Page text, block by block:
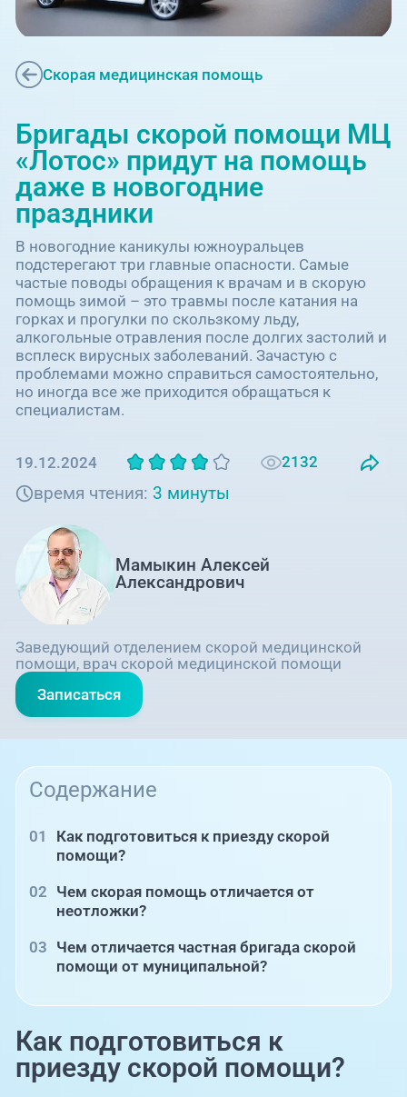
О клинике
Блог врачей
Новости
Пациентам
PreventAGE
+7 (351) 220-00-03
запись на прием
+7 (351) 220-03-03
+7 (7142) 927-003
Справочный телефон для
жителей Казахстана
Скорая медицинская помощь
Бригады скорой помощи МЦ
«Лотос» придут на помощь
даже в новогодние
праздники
В новогодние каникулы южноуральцев
подстерегают три главные опасности. Самые
частые поводы обращения к врачам и в скорую
помощь зимой – это травмы после катания на
горках и прогулки по скользкому льду,
алкогольные отравления после долгих застолий и
всплеск вирусных заболеваний. Зачастую с
проблемами можно справиться самостоятельно,
но иногда все же приходится обращаться к
специалистам.
19.12.2024 2132
время чтения: 3 минуты
Мамыкин Алексей
Александрович
Заведующий отделением скорой медицинской
помощи, врач скорой медицинской помощи
Записаться
Содержание
Как подготовиться к приезду скорой
помощи?
Чем скорая помощь отличается от
неотложки?
Чем отличается частная бригада скорой
помощи от муниципальной?
Как подготовиться к
приезду скорой помощи?